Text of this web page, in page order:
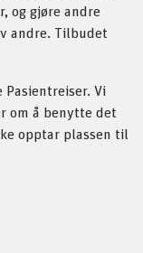
og gjøre andre
andre. Tilbudet
Vi
om å benytte det
opptar plassen til